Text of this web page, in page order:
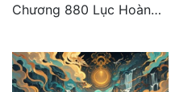
Chương 880 Lục Hoàng Tử Cơ Thiên Tâm!